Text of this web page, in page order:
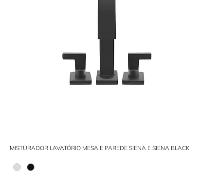
MISTURADOR LAVATÓRIO MESA E PAREDE SIENA E SIENA BLACK